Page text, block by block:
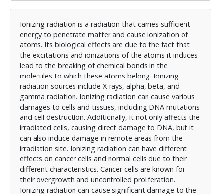
καρκινικά κύτταρα είναι χαρακτηριστικά γνωστά για
την υπεραναπαραγωγή τους και την ανεξέλεγκτη
ανάπτυξή τους. Επιπλέον, μπορεί να προκαλέσει
σημαντικές βλάβες στο γενετικό υλικό των
καρκινικών κυττάρων, επηρεάζοντας την ικανότητά
τους να αναπαραχθούν και να εξαπλωθούν. Αυτή η
επίδραση μπορεί να οδηγήσει στην καταστροφή των
καρκινικών κυττάρων ή στη μείωση της ανάπτυξής
τους. Αντίθετα, τα φυσιολογικά κύτταρα έχουν
συστήματα επιδιόρθωσης του DNA και άλλους
μηχανισμούς που βοηθούν στην αποκατάσταση των
βλαβών που προκαλούνται από την ιοντίζουσα
ακτινοβολία. Ωστόσο, αυτά τα κύτταρα δεν είναι
απόλυτα ανθεκτικά και η εκτεταμένη έκθεση τους σε
ιοντίζουσα ακτινοβολία, μπορεί επίσης να οδηγήσει
σε βλάβες. Γενικά, οι επιδράσεις της ιοντίζουσας
ακτινοβολίας σε καρκινικά και φυσιολογικά κύτταρα
Ionizing radiation is a radiation that carries sufficient
energy to penetrate matter and cause ionization of
atoms. Its biological effects are due to the fact that
the excitations and ionizations of the atoms it induces
lead to the breaking of chemical bonds in the
molecules to which these atoms belong. Ionizing
radiation sources include X-rays, alpha, beta, and
gamma radiation. Ionizing radiation can cause various
damages to cells and tissues, including DNA mutations
and cell destruction. Additionally, it not only affects the
irradiated cells, causing direct damage to DNA, but it
can also induce damage in remote areas from the
irradiation site. Ionizing radiation can have different
effects on cancer cells and normal cells due to their
different characteristics. Cancer cells are known for
their overgrowth and uncontrolled proliferation.
Ionizing radiation can cause significant damage to the